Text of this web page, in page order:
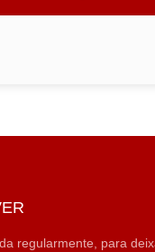
regularmente, para